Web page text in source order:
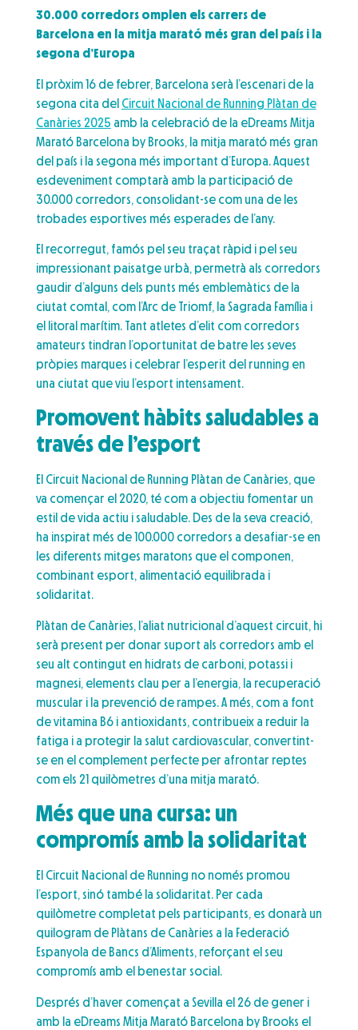
30.000 corredors omplen els carrers de
Barcelona en la mitja marató més gran del país i la
segona d’Europa
El pròxim 16 de febrer, Barcelona serà l’escenari de la
segona cita del Circuit Nacional de Running Plàtan de
Canàries 2025 amb la celebració de la eDreams Mitja
Marató Barcelona by Brooks, la mitja marató més gran
del país i la segona més important d’Europa. Aquest
esdeveniment comptarà amb la participació de
30.000 corredors, consolidant-se com una de les
trobades esportives més esperades de l’any.
El recorregut, famós pel seu traçat ràpid i pel seu
impressionant paisatge urbà, permetrà als corredors
gaudir d’alguns dels punts més emblemàtics de la
ciutat comtal, com l’Arc de Triomf, la Sagrada Família i
el litoral marítim. Tant atletes d’elit com corredors
amateurs tindran l’oportunitat de batre les seves
pròpies marques i celebrar l’esperit del running en
una ciutat que viu l’esport intensament.
Promovent hàbits saludables a
través de l’esport
El Circuit Nacional de Running Plàtan de Canàries, que
va començar el 2020, té com a objectiu fomentar un
estil de vida actiu i saludable. Des de la seva creació,
ha inspirat més de 100.000 corredors a desafiar-se en
les diferents mitges maratons que el componen,
combinant esport, alimentació equilibrada i
solidaritat.
Plàtan de Canàries, l’aliat nutricional d’aquest circuit, hi
serà present per donar suport als corredors amb el
seu alt contingut en hidrats de carboni, potassi i
magnesi, elements clau per a l’energia, la recuperació
muscular i la prevenció de rampes. A més, com a font
de vitamina B6 i antioxidants, contribueix a reduir la
fatiga i a protegir la salut cardiovascular, convertint-
se en el complement perfecte per afrontar reptes
com els 21 quilòmetres d’una mitja marató.
Més que una cursa: un
compromís amb la solidaritat
El Circuit Nacional de Running no només promou
l’esport, sinó també la solidaritat. Per cada
quilòmetre completat pels participants, es donarà un
quilogram de Plàtans de Canàries a la Federació
Espanyola de Bancs d’Aliments, reforçant el seu
compromís amb el benestar social.
Després d’haver començat a Sevilla el 26 de gener i
amb la eDreams Mitja Marató Barcelona by Brooks el